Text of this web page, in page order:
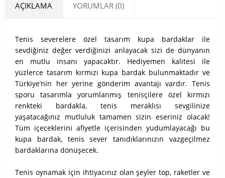
AÇIKLAMA YORUMLAR (0)
Tenis severelere özel tasarım kupa bardaklar ile
sevdiğiniz değer verdiğinizi anlayacak sizi de dünyanın
en mutlu insanı yapacaktır. Hediyemen kalitesi ile
yüzlerce tasarım kırmızı kupa bardak bulunmaktadır ve
Türkiye’nin her yerine gönderim avantajı vardır. Tenis
sporu tasarımla yorumlanmış tenisçilere özel kırmızı
renkteki bardakla, tenis meraklısı sevgilinize
yaşatacağınız mutluluk tamamen sizin eseriniz olacak!
Tüm içeceklerini afiyetle içerisinden yudumlayacağı bu
kupa bardak, tenis sever tanıdıklarınızın vazgeçilmez
bardaklarına dönüşecek.
Tenis oynamak için ihtiyacınız olan şeyler top, raketler ve